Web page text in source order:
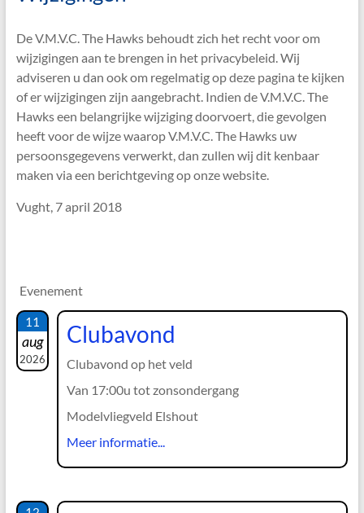
De V.M.V.C. The Hawks behoudt zich het recht voor om
wijzigingen aan te brengen in het privacybeleid. Wij
adviseren u dan ook om regelmatig op deze pagina te kijken
of er wijzigingen zijn aangebracht. Indien de V.M.V.C. The
Hawks een belangrijke wijziging doorvoert, die gevolgen
heeft voor de wijze waarop V.M.V.C. The Hawks uw
persoonsgegevens verwerkt, dan zullen wij dit kenbaar
maken via een berichtgeving op onze website.
Vught, 7 april 2018
Evenement
11
aug
2026
Clubavond
Clubavond op het veld
Van 17:00u tot zonsondergang
Modelvliegveld Elshout
Meer informatie...